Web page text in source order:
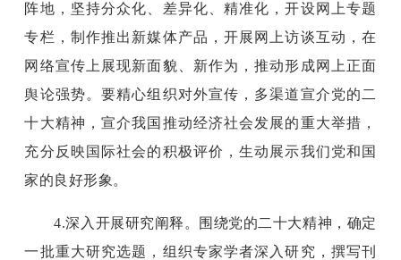
阵地，坚持分众化、差异化、精准化，开设网上专题
专栏，制作推出新媒体产品，开展网上访谈互动，在
网络宣传上展现新面貌、新作为，推动形成网上正面
舆论强势。要精心组织对外宣传，多渠道宣介党的二
十大精神，宣介我国推动经济社会发展的重大举措，
充分反映国际社会的积极评价，生动展示我们党和国
家的良好形象。
4.深入开展研究阐释。围绕党的二十大精神，确定
一批重大研究选题，组织专家学者深入研究，撰写刊